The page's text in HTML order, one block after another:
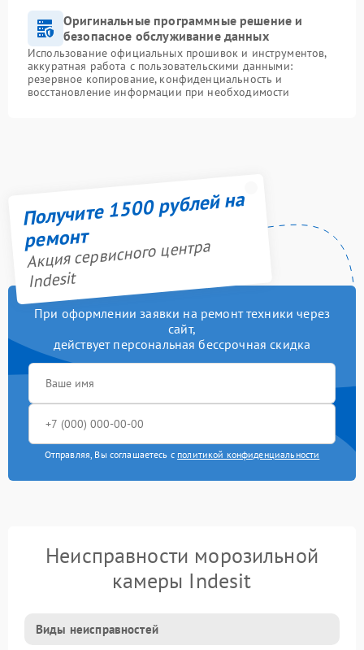
Оригинальные программные решение и
безопасное обслуживание данных
Использование официальных прошивок и инструментов,
аккуратная работа с пользовательскими данными:
резервное копирование, конфиденциальность и
восстановление информации при необходимости
Получите 1500 рублей на
ремонт
Акция сервисного центра
Indesit
При оформлении заявки на ремонт техники через
сайт,
действует персональная бессрочная скидка
Отправляя, Вы соглашаетесь с политикой конфиденциальности
Неисправности морозильной
камеры Indesit
Виды неисправностей